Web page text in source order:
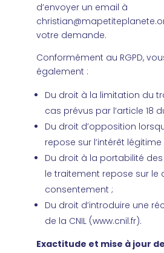
d’envoyer un email à
votre demande.
Conformément au RGPD,
également :
Du droit à la limitation du
cas prévus par l’article 18
Du droit d’opposition
repose sur l’intérêt légitime
Du droit à la portabilité
le traitement repose sur le
consentement ;
Du droit d’introduire une
de la CNIL (www.cnil.fr).
Exactitude et mise à jour